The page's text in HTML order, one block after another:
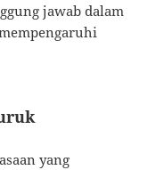
jawab dalam
yang